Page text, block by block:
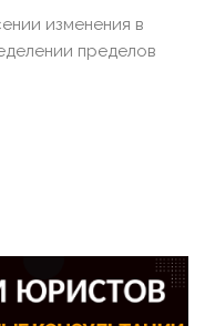
изменения в
пределов